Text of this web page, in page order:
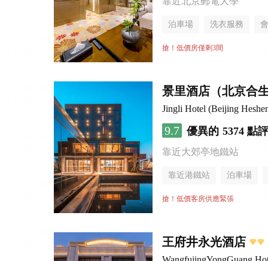
泊車場 洗衣服務
搶！低價房僅剩3間
景里酒店（北京合
Jingli Hotel (Beijing
9.7 優異的 5374 點評
靠近大郊亭地鐵站
靠近港鐵站 泊車場
無煙樓層
搶！低價客房供應緊張
王府井永光酒店